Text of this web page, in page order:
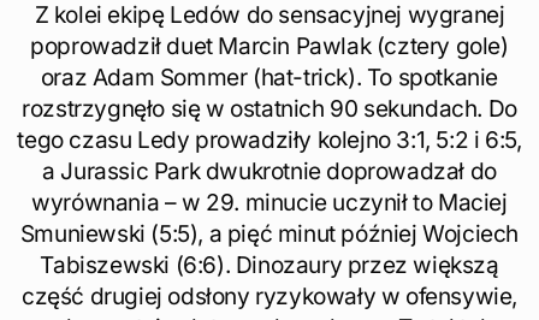
Z kolei ekipę Ledów do sensacyjnej wygranej
poprowadził duet Marcin Pawlak (cztery gole)
oraz Adam Sommer (hat-trick). To spotkanie
rozstrzygnęło się w ostatnich 90 sekundach. Do
tego czasu Ledy prowadziły kolejno 3:1, 5:2 i 6:5,
a Jurassic Park dwukrotnie doprowadzał do
wyrównania – w 29. minucie uczynił to Maciej
Smuniewski (5:5), a pięć minut później Wojciech
Tabiszewski (6:6). Dinozaury przez większą
część drugiej odsłony ryzykowały w ofensywie,